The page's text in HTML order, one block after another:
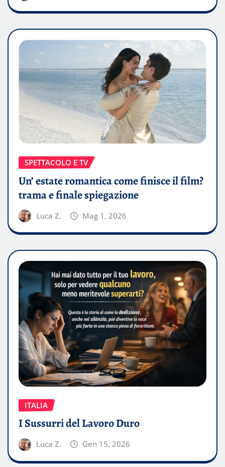
SPETTACOLO E TV
Un’ estate romantica come finisce il film?
trama e finale spiegazione
Luca Z. Mag 1, 2026
ITALIA
I Sussurri del Lavoro Duro
Luca Z. Gen 15, 2026